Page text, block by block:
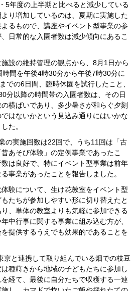
5年度の上半期と比べると減少している
り増加しているのは、夏期に実施した
るもので、講座やイベント型事業の参
日常的な入園者数は減少傾向にあるこ
設の維持管理の観点から、8月1日から
間を午後4時30分から午後7時30分に
での6日間、臨時休園を試行したこと、
分以降の時間帯の入園者数は、その日
横ばいであり、多少暑さが和らぐ夕刻
はないかという見込み通りにはいかな
た。
の実施回数は22回で、うち11回は「古
あそび体験」の定例事業であったこ
は良好で、特にイベント型事業は前年
事業があったことを報告しました。
験について、生け花教室をイベント型
たちが参加しやすい形に切り替えたと
、単体の教室よりも気軽に参加できる
中行事に関する事業に組み込む方が、
提供するうえでも効果的であることを
京と連携して取り組んでいる畑での枝豆
種蒔きから地域の子どもたちに参加し
経て、最後に自分たちで収穫する一連